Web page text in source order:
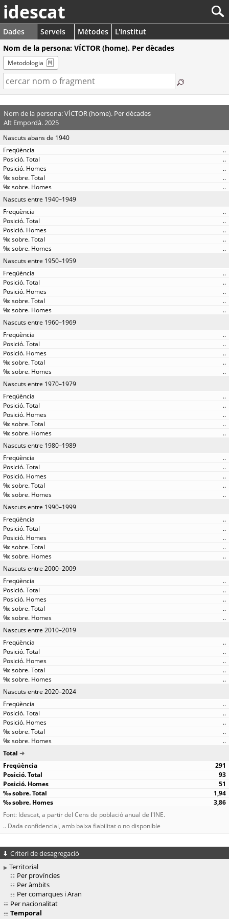
idescat
Dades Serveis Mètodes
L'Institut
Nom de la persona: VÍCTOR (home). Per dècades
Metodologia
Nom de la persona: VÍCTOR (home). Per dècades
Alt Empordà. 2025
Nascuts abans de 1940
..
..
..
..
..
Nascuts entre 1940–1949
..
..
..
..
..
Nascuts entre 1950–1959
..
..
..
..
..
Nascuts entre 1960–1969
..
..
..
..
..
Nascuts entre 1970–1979
..
..
..
..
..
Nascuts entre 1980–1989
..
..
..
..
..
Nascuts entre 1990–1999
..
..
..
..
..
Nascuts entre 2000–2009
..
..
..
..
..
Nascuts entre 2010–2019
..
..
..
..
..
Nascuts entre 2020–2024
..
..
..
..
..
Total
291
93
51
1,94
3,86
Font: Idescat, a partir del Cens de població anual de l'INE.
.. Dada confidencial, amb baixa fiabilitat o no disponible
Criteri de desagregació
Territorial
Per províncies
Per àmbits
Per comarques i Aran
Per nacionalitat
Temporal